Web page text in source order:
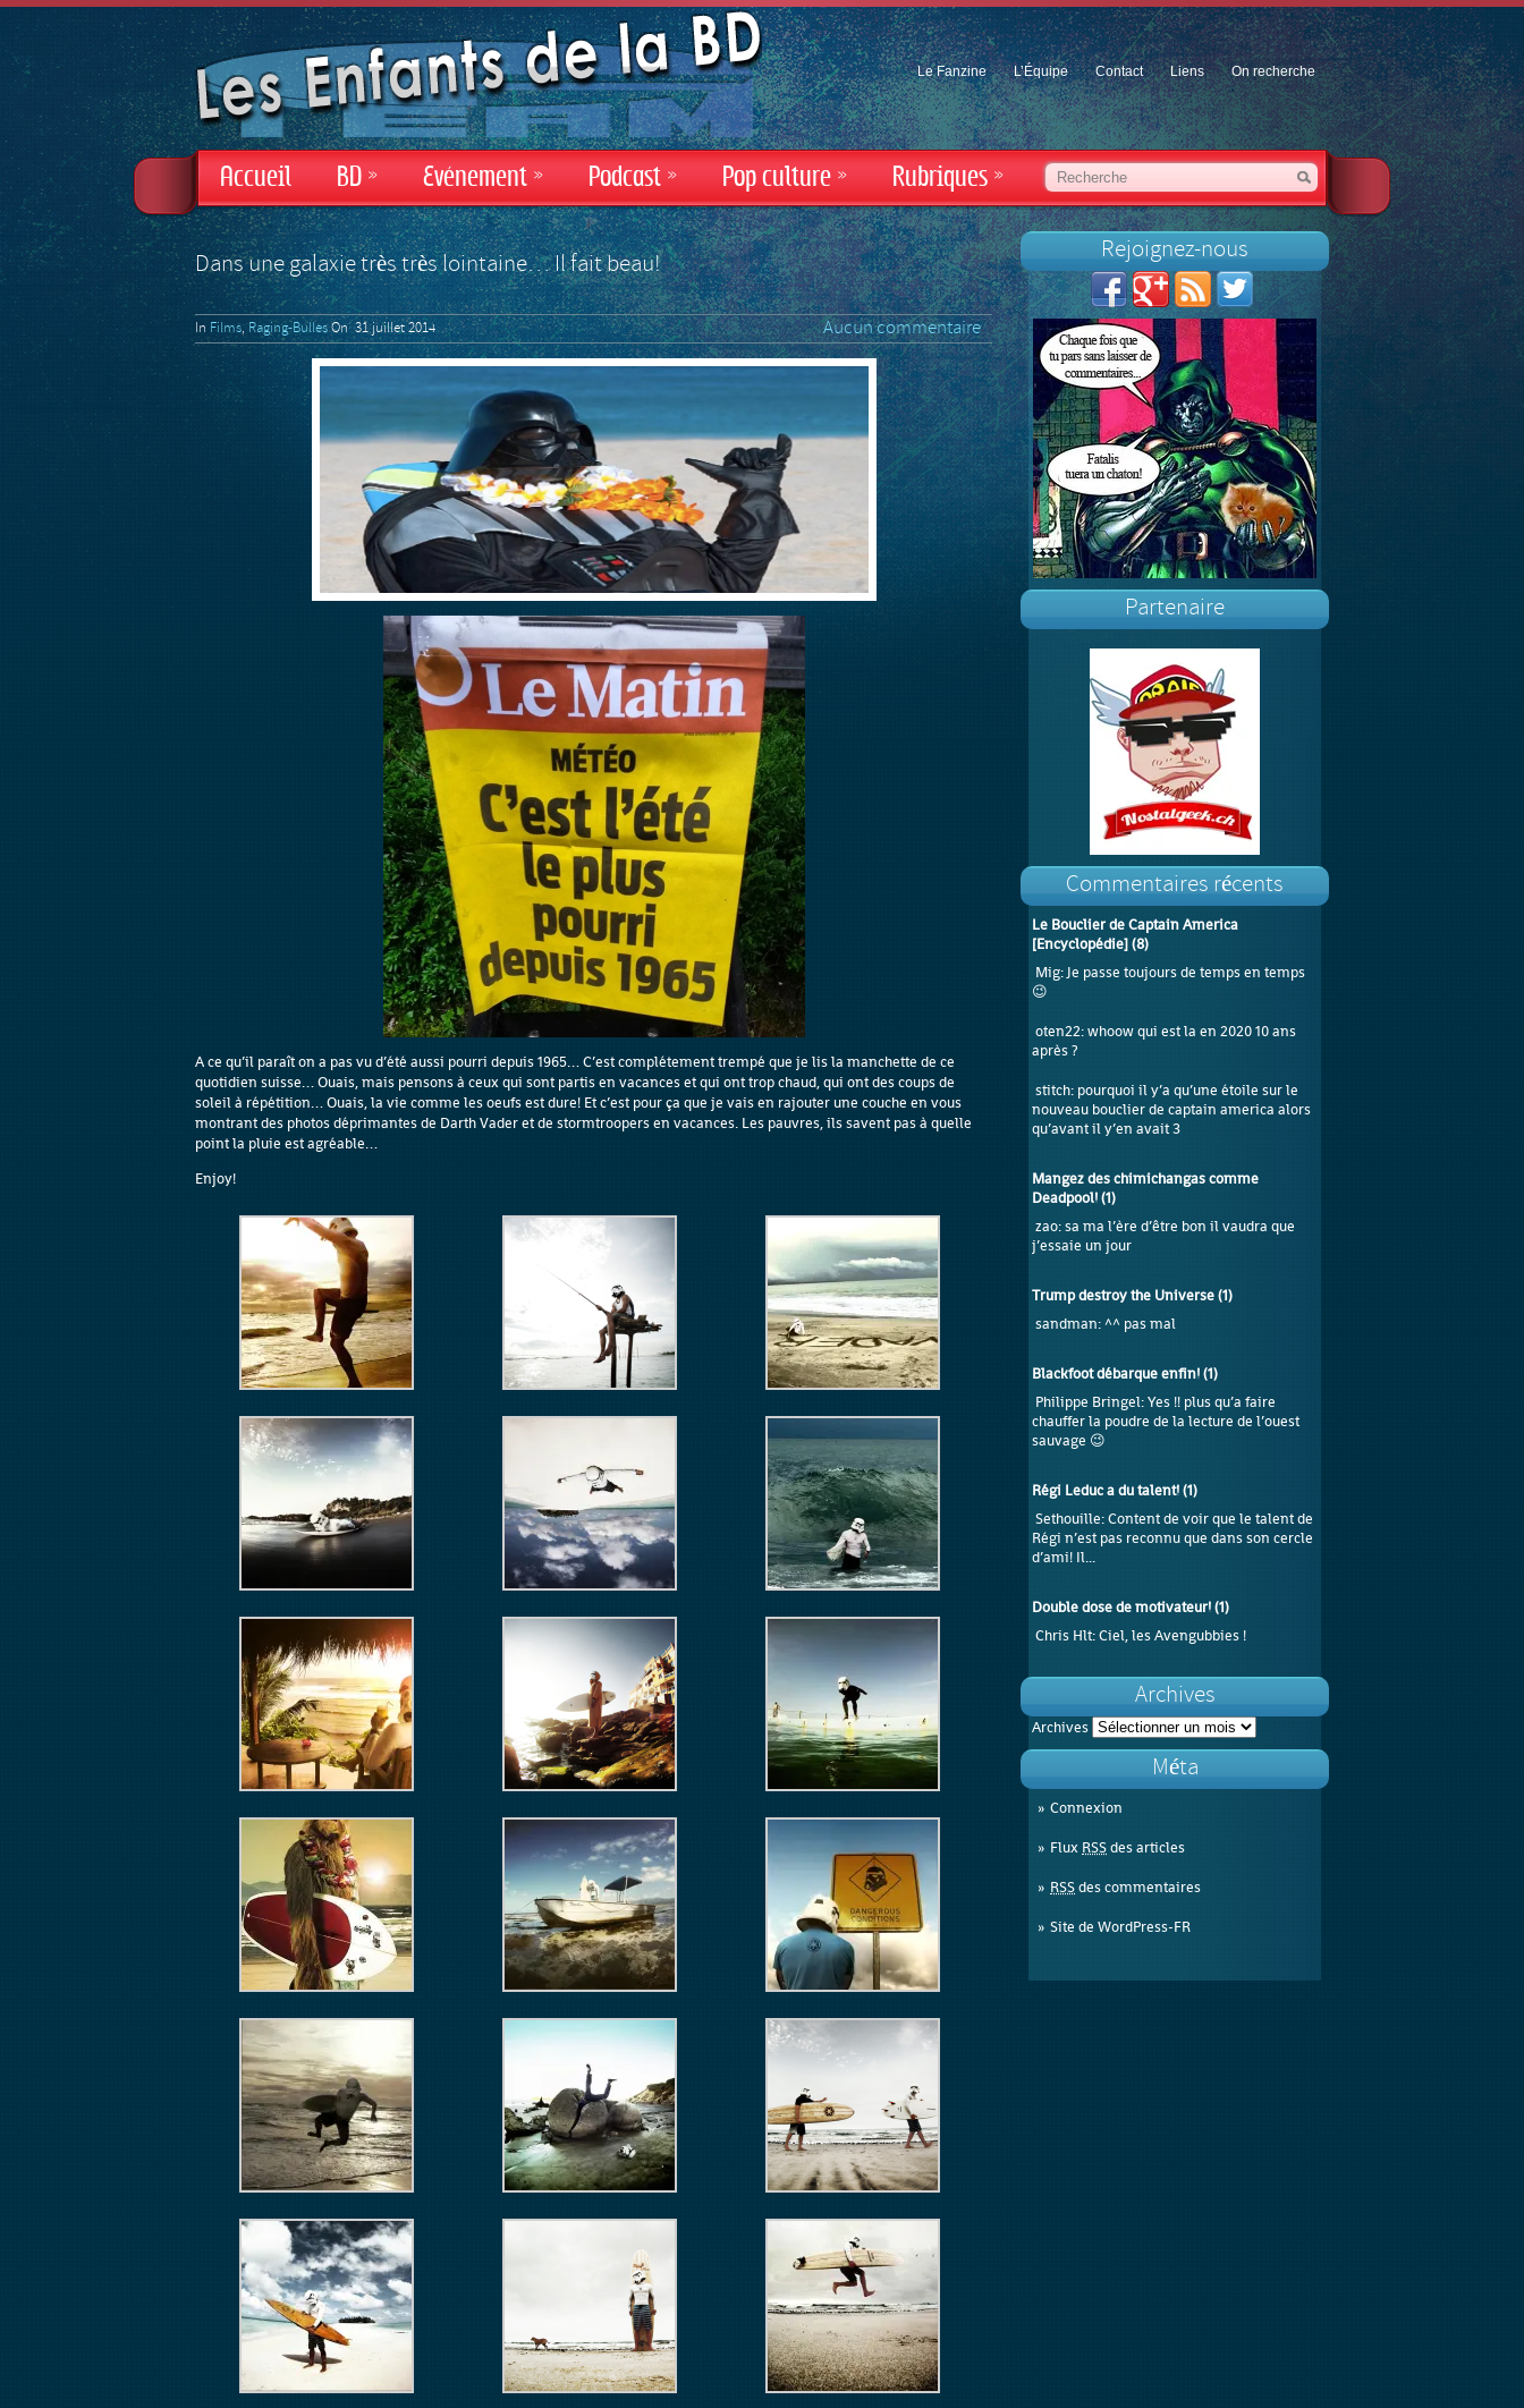
Le Fanzine L’Équipe Contact Liens On recherche
Accueil BD » Evénement » Podcast » Pop culture » Rubriques »
Rejoignez-nous
Partenaire
Commentaires récents
Le Bouclier de Captain America
[Encyclopédie](8)
Mig: Je passe toujours de temps en temps
😉
oten22: whoow qui est la en 2020 10 ans
après ?
stitch: pourquoi il y’a qu’une étoile sur le
nouveau bouclier de captain america alors
qu’avant il y’en avait 3
Mangez des chimichangas comme
Deadpool!(1)
zao: sa ma l’ère d’être bon il vaudra que
j’essaie un jour
Trump destroy the Universe(1)
sandman: ^^ pas mal
Blackfoot débarque enfin!(1)
Philippe Bringel: Yes !! plus qu’a faire
chauffer la poudre de la lecture de l’ouest
sauvage 😉
Régi Leduc a du talent!(1)
Sethouille: Content de voir que le talent de
Régi n’est pas reconnu que dans son cercle
d’ami! Il...
Double dose de motivateur!(1)
Chris Hlt: Ciel, les Avengubbies !
Archives
Archives
Méta
Connexion
Flux RSSdes articles
RSSdes commentaires
Site de WordPress-FR
Dans une galaxie très très lointaine… Il fait beau!
Aucun commentaire
In Films,Raging-Bulles On 31 juillet 2014
A ce qu’il paraît on a pas vu d’été aussi pourri depuis 1965… C’est complétement trempé que je lis la manchette de ce
quotidien suisse… Ouais, mais pensons à ceux qui sont partis en vacances et qui ont trop chaud, qui ont des coups de
soleil à répétition… Ouais, la vie comme les oeufs est dure! Et c’est pour ça que je vais en rajouter une couche en vous
montrant des photos déprimantes de Darth Vader et de stormtroopers en vacances. Les pauvres, ils savent pas à quelle
point la pluie est agréable…
Enjoy!